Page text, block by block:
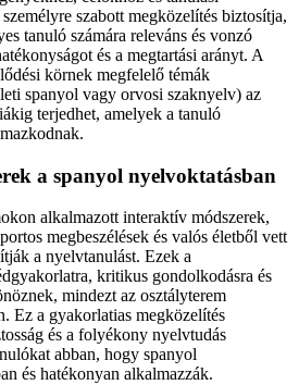
szabott megközelítés biztosítja,
tanuló számára releváns és vonzó
és a megtartási arányt. A
körnek megfelelő témák
spanyol vagy orvosi szaknyelv) az
terjedhet, amelyek a tanuló
a spanyol nyelvoktatásban
alkalmazott interaktív módszerek,
megbeszélések és valós életből vett
a nyelvtanulást. Ezek a
kritikus gondolkodásra és
mindezt az osztályterem
Ez a gyakorlatias megközelítés
és a folyékony nyelvtudás
abban, hogy spanyol
és hatékonyan alkalmazzák.